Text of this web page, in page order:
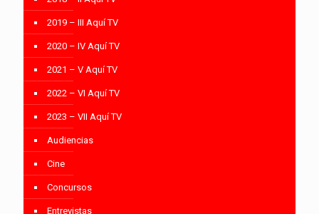
2019 – III Aquí TV
2020 – IV Aquí TV
2021 – V Aquí TV
2022 – VI Aquí TV
2023 – VII Aquí TV
Audiencias
Cine
Concursos
Entrevistas